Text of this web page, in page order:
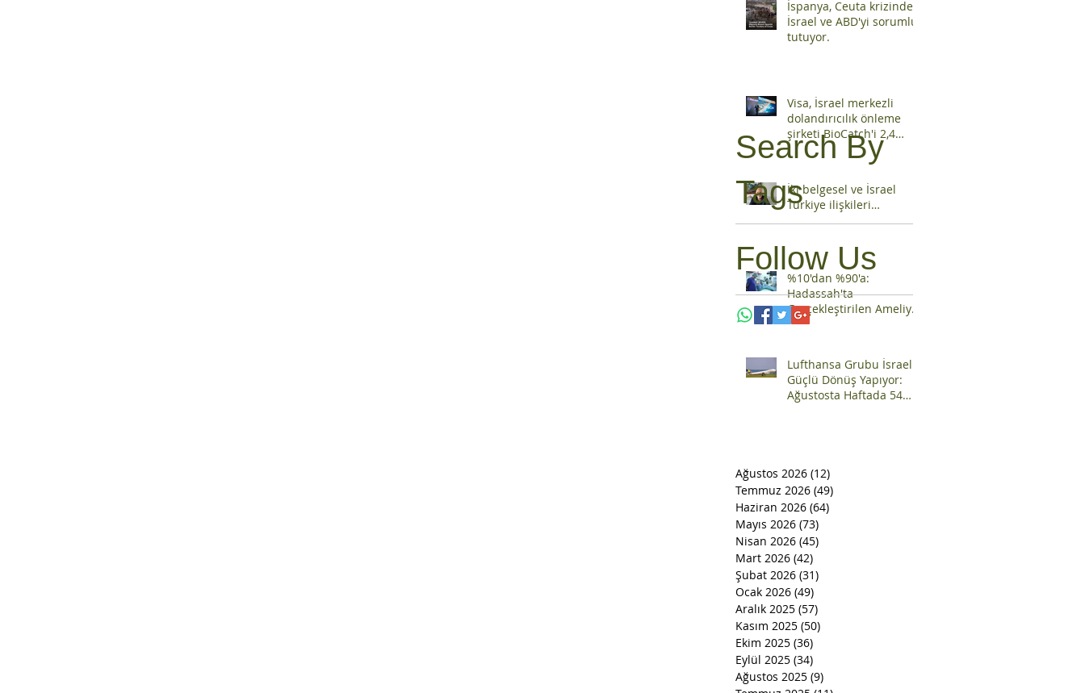
İspanya, Ceuta krizinden
İsrael ve ABD'yi sorumlu
tutuyor.
Visa, İsrael merkezli
dolandırıcılık önleme
şirketi BioCatch'i 2,4
milyar dolara satın aldı
İki belgesel ve İsrael
Türkiye ilişkileri…
%10'dan %90'a:
Hadassah'ta
Gerçekleştirilen Ameliyat
Bir Öğretmenin Hayatını
Lufthansa Grubu İsrael'e
Güçlü Dönüş Yapıyor:
Ağustosta Haftada 54
Search By
Tags
Follow Us
Ağustos 2026 (12)
Temmuz 2026 (49)
Haziran 2026 (64)
Mayıs 2026 (73)
Nisan 2026 (45)
Mart 2026 (42)
Şubat 2026 (31)
Ocak 2026 (49)
Aralık 2025 (57)
Kasım 2025 (50)
Ekim 2025 (36)
Eylül 2025 (34)
Ağustos 2025 (9)